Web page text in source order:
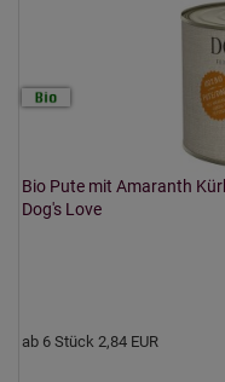
Bio Pute mit Amaranth
Dog's Love
ab 6 Stück 2,84 EUR